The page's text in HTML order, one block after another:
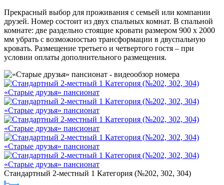
Прекрасный выбор для проживания с семьей или компании
друзей. Номер состоит из двух спальных комнат. В спальной
комнате: две раздельно стоящие кровати размером 900 х 2000
мм убрать с возможностью трансформации в двуспальную
кровать. Размещение третьего и четвертого гостя – при
условии оплаты дополнительного размещения.
Стандартный 2-местный 1 Категория (№202, 302, 304)